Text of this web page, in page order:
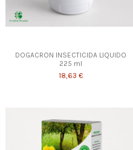
DOGACRON INSECTICIDA LIQUIDO
225 ml
18,63 €